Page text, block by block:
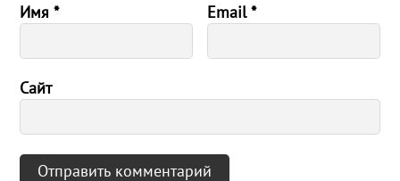
Имя* Email*
Сайт